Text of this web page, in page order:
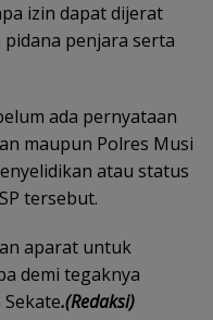
izin dapat dijerat
penjara serta
ada pernyataan
maupun Polres Musi
atau status
tersebut.
aparat untuk
demi tegaknya
.(Redaksi)